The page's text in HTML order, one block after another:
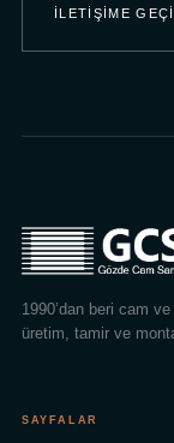
İLETIŞIME
1990’dan beri cam
üretim, tamir ve
SAYFALAR